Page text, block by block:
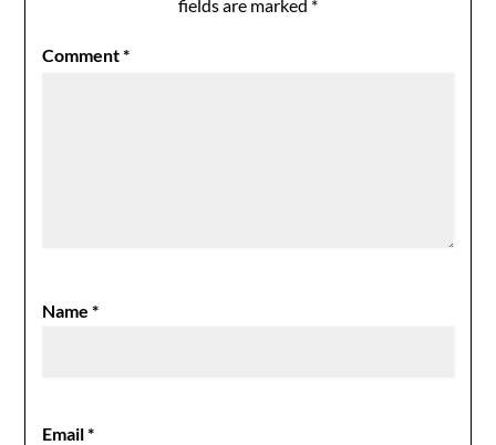
fields are marked *
Comment*
Name*
Email*